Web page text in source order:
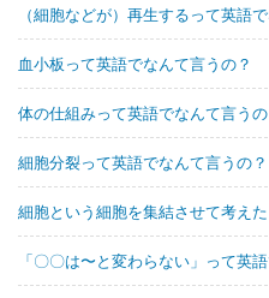
（細胞などが）再生するって英語
血小板って英語でなんて言うの？
体の仕組みって英語でなんて言うの
細胞分裂って英語でなんて言うの？
細胞という細胞を集結させて考え
「〇〇は〜と変わらない」って英